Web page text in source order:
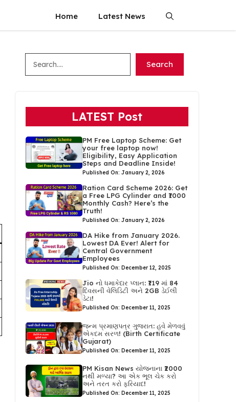
Home Latest News
Search
LATEST Post
PM Free Laptop Scheme: Get
your free laptop now!
Eligibility, Easy Application
Steps and Deadline Inside!
Published On: January 2, 2026
Ration Card Scheme 2026: Get
a Free LPG Cylinder and ₹1000
Monthly Cash? Here’s the
Truth!
Published On: January 2, 2026
DA Hike from January 2026.
Lowest DA Ever! Alert for
Central Government
Employees
Published On: December 12, 2025
Jio નો ધમાકેદાર પ્લાન: ₹119 માં 84
દિવસની વેલિડિટી અને 2GB ડેઈલી
ડેટા!
Published On: December 11, 2025
જન્મ પ્રમાણપત્ર ગુજરાત: હવે મેળવવું
એકદમ સરળ! (Birth Certificate
Gujarat)
Published On: December 11, 2025
PM Kisan News યોજનાના ₹2000
નથી મળ્યા? આ એક ભૂલ ચેક કરો
અને તરત કરો ફરિયાદ!
Published On: December 11, 2025